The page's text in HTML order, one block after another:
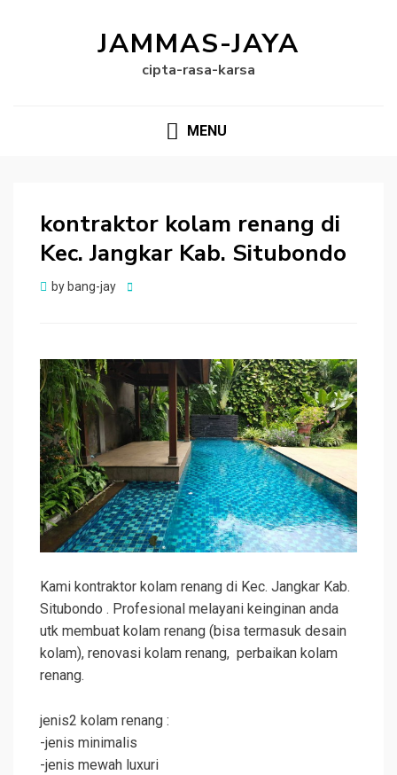
JAMMAS-JAYA
cipta-rasa-karsa
MENU
kontraktor kolam renang di
Kec. Jangkar Kab. Situbondo
by bang-jay
Posted
Kami kontraktor kolam renang di Kec. Jangkar Kab.
Situbondo . Profesional melayani keinginan anda
utk membuat kolam renang (bisa termasuk desain
kolam), renovasi kolam renang, perbaikan kolam
renang.
jenis2 kolam renang :
-jenis minimalis
-jenis mewah luxuri